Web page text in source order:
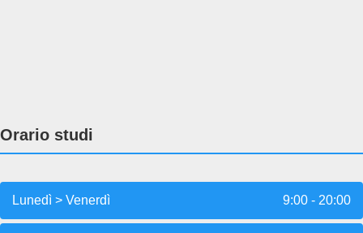
Orario studi
Lunedì > Venerdì 9:00 - 20:00